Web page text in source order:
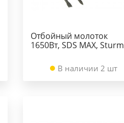
Отбойный молоток
1650Вт, SDS MAX, Sturm
В наличии 2 шт